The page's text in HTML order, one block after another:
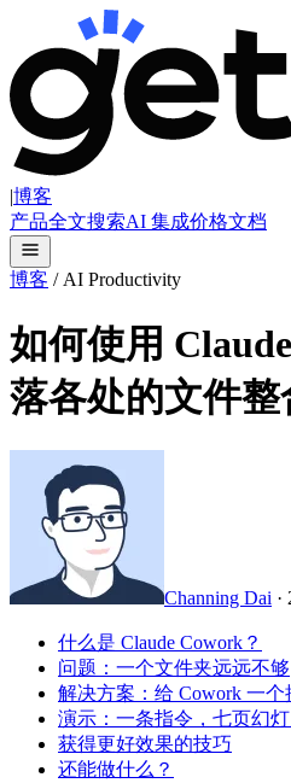
|博客
产品全文搜索AI 集成价格文档
博客 / AI Productivity
如何使用
落各处的文件
Channing Dai ·
什么是 Claude Cowork？
问题：一个文件夹远远不够
解决方案：给 Cowork 一个
演示：一条指令，七页幻
获得更好效果的技巧
还能做什么？